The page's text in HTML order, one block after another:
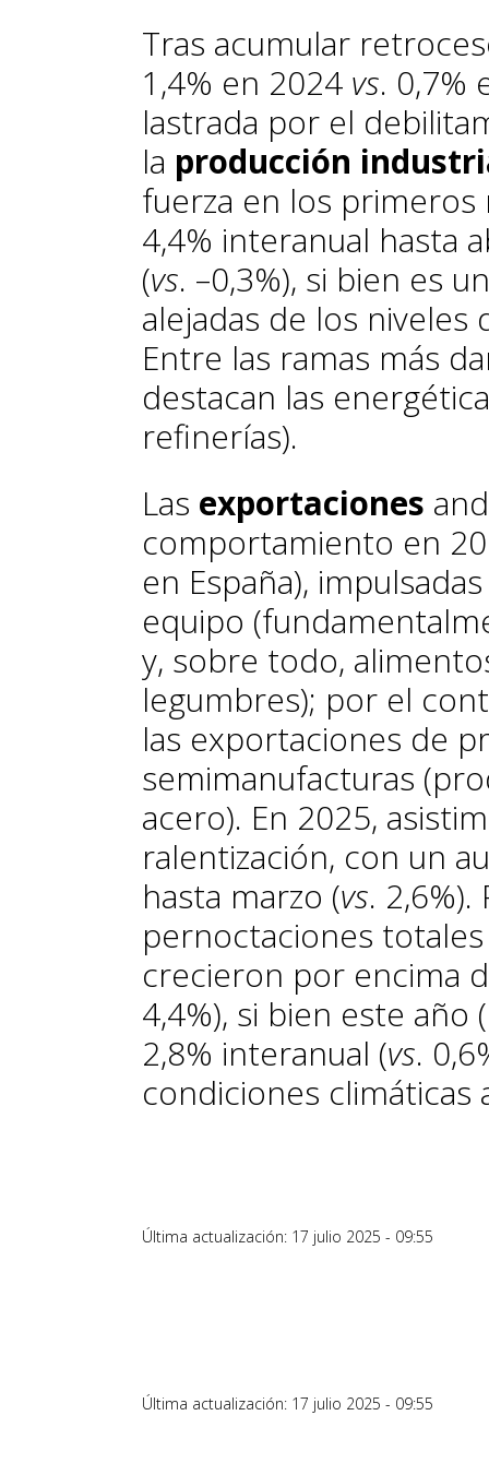
Tras acumular
1,4% en 2024 vs. 0,7%
lastrada por el
la producción
fuerza en los
4,4% interanual hasta
(vs. –0,3%), si bien es
alejadas de los niveles
Entre las ramas más
destacan las
refinerías).
Las exportaciones
comportamiento en
en España),
equipo
y, sobre todo,
legumbres); por el
las exportaciones de
semimanufacturas
acero). En 2025,
ralentización, con un
hasta marzo (vs.
pernoctaciones
crecieron por encima
4,4%), si bien este
2,8% interanual (vs.
condiciones climáticas
Última actualización: 17 julio 2025 - 09:55
Última actualización: 17 julio 2025 - 09:55